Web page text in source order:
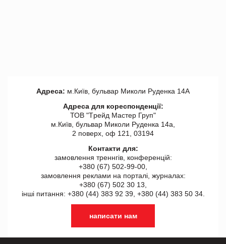
Адреса: м.Київ, бульвар Миколи Руденка 14А
Адреса для кореспонденції:
ТОВ "Tрейд Мастер Груп"
м.Київ, бульвар Миколи Руденка 14а,
2 поверх, оф 121, 03194
Контакти для:
замовлення треннгів, конференцій:
+380 (67) 502-99-00,
замовлення реклами на порталі, журналах:
+380 (67) 502 30 13,
інші питання: +380 (44) 383 92 39, +380 (44) 383 50 34.
написати нам